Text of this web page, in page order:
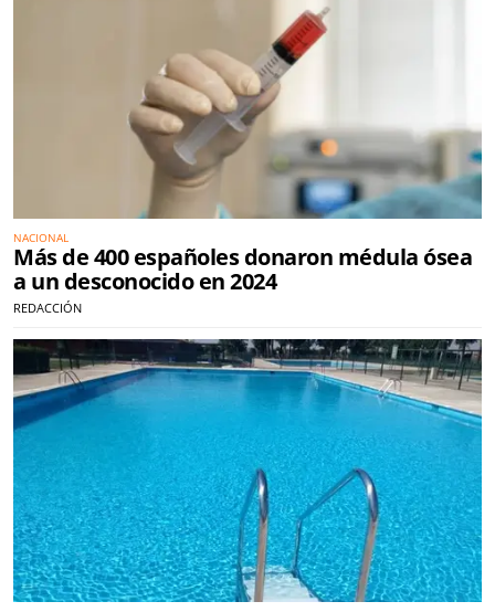
NACIONAL
Más de 400 españoles donaron médula ósea
a un desconocido en 2024
REDACCIÓN